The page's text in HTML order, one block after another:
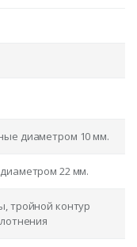
диаметром 10 мм.
22 мм.
тройной контур